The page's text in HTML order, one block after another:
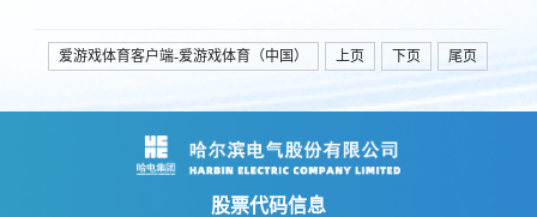
爱游戏体育客户端-爱游戏体育（中国） 上页 下页 尾页
股票代码信息